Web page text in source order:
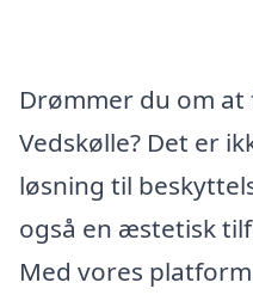
Drømmer du om
Vedskølle? Det er
løsning til
også en æstetisk
Med vores